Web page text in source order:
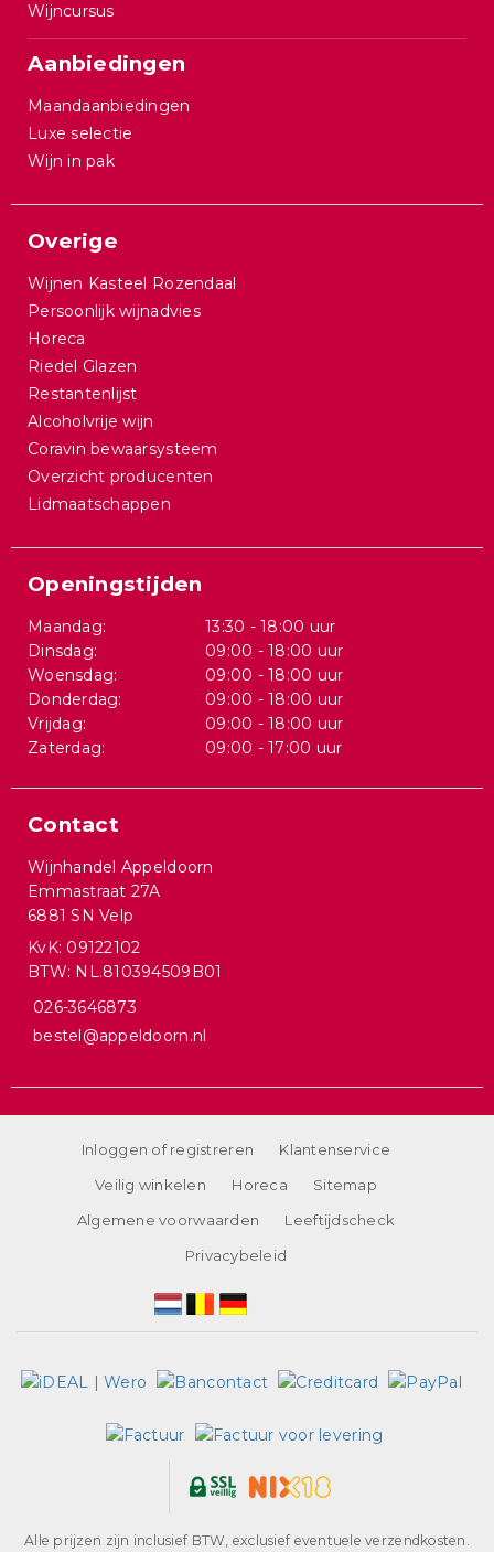
Wijncursus
Aanbiedingen
Maandaanbiedingen
Luxe selectie
Wijn in pak
Overige
Wijnen Kasteel Rozendaal
Persoonlijk wijnadvies
Horeca
Riedel Glazen
Restantenlijst
Alcoholvrije wijn
Coravin bewaarsysteem
Overzicht producenten
Lidmaatschappen
Openingstijden
Maandag:
13:30 - 18:00 uur
Dinsdag:
09:00 - 18:00 uur
Woensdag:
09:00 - 18:00 uur
Donderdag:
09:00 - 18:00 uur
Vrijdag:
09:00 - 18:00 uur
Zaterdag:
09:00 - 17:00 uur
Contact
Wijnhandel Appeldoorn
Emmastraat 27A
6881 SN Velp
KvK: 09122102
BTW: NL.810394509B01
026-3646873
bestel@appeldoorn.nl
Inloggen of registreren
Klantenservice
Veilig winkelen
Horeca
Sitemap
Algemene voorwaarden
Leeftijdscheck
Privacybeleid
Alle prijzen zijn inclusief BTW, exclusief eventuele verzendkosten.